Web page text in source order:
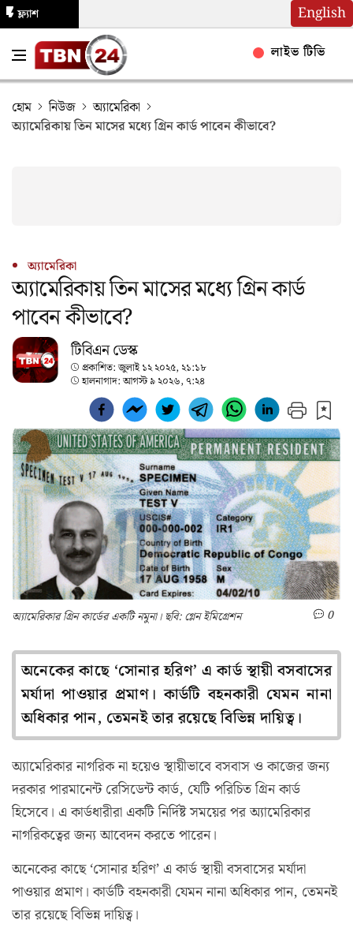
English
ফ্ল্যাশ
লাইভ টিভি
হোম নিউজ
অ্যামেরিকা
অ্যামেরিকায় তিন মাসের মধ্যে গ্রিন কার্ড পাবেন কীভাবে?
অ্যামেরিকা
অ্যামেরিকায় তিন মাসের মধ্যে গ্রিন কার্ড
পাবেন কীভাবে?
টিবিএন ডেস্ক
প্রকাশিত:জুলাই ১২ ২০২৫, ২১:১৮
হালনাগাদ:আগস্ট ৯ ২০২৬, ৭:২৪
অ্যামেরিকার গ্রিন কার্ডের একটি নমুনা। ছবি: গ্লেন ইমিগ্রেশন 0
অনেকের কাছে ‘সোনার হরিণ’ এ কার্ড স্থায়ী বসবাসের
মর্যাদা পাওয়ার প্রমাণ। কার্ডটি বহনকারী যেমন নানা
অধিকার পান, তেমনই তার রয়েছে বিভিন্ন দায়িত্ব।
অ্যামেরিকার নাগরিক না হয়েও স্থায়ীভাবে বসবাস ও কাজের জন্য
দরকার পারমানেন্ট রেসিডেন্ট কার্ড, যেটি পরিচিত গ্রিন কার্ড
হিসেবে। এ কার্ডধারীরা একটি নির্দিষ্ট সময়ের পর অ্যামেরিকার
নাগরিকত্বের জন্য আবেদন করতে পারেন।
অনেকের কাছে ‘সোনার হরিণ’ এ কার্ড স্থায়ী বসবাসের মর্যাদা
পাওয়ার প্রমাণ। কার্ডটি বহনকারী যেমন নানা অধিকার পান, তেমনই
তার রয়েছে বিভিন্ন দায়িত্ব।